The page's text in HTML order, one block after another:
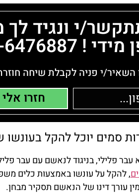
י ונגיד לך
! 052-6476887
השאיר/י פניה לקבלת שיחה
חזרו
סמים יוכל להקל
עבר פלילי, בניגוד לנאשם עם עבר
, להקל על עונשו באמצעות כלים
עורך דינו של הנאשם תסקיר מבחן.